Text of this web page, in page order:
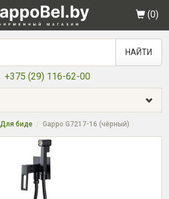
(0)
НАЙТИ
+375 (29) 116-62-00
Для биде Gappo G7217-16 (чёрный)